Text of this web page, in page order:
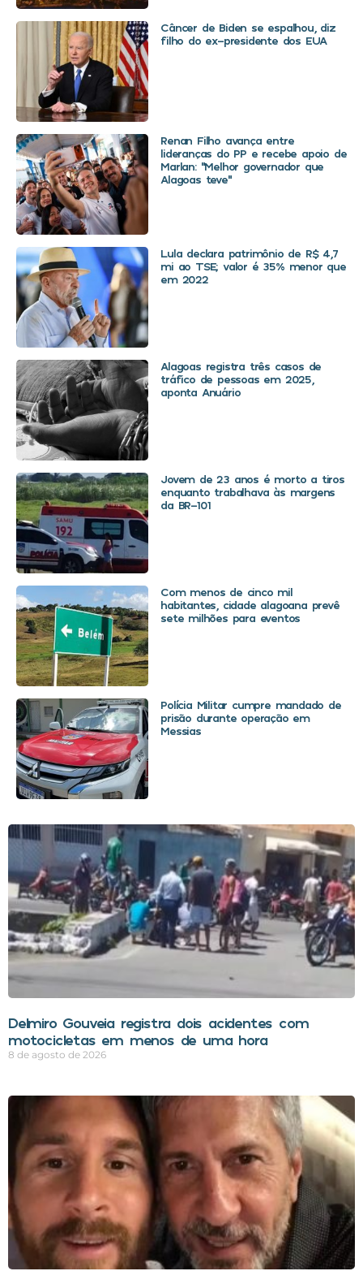
Câncer de Biden se espalhou, diz
filho do ex-presidente dos EUA
Renan Filho avança entre
lideranças do PP e recebe apoio de
Marlan: “Melhor governador que
Alagoas teve”
Lula declara patrimônio de R$ 4,7
mi ao TSE; valor é 35% menor que
em 2022
Alagoas registra três casos de
tráfico de pessoas em 2025,
aponta Anuário
Jovem de 23 anos é morto a tiros
enquanto trabalhava às margens
da BR-101
Com menos de cinco mil
habitantes, cidade alagoana prevê
sete milhões para eventos
Polícia Militar cumpre mandado de
prisão durante operação em
Messias
Delmiro Gouveia registra dois acidentes com
motocicletas em menos de uma hora
8 de agosto de 2026